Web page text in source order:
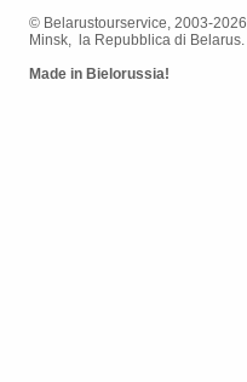
© ​Belarustourservice, 2003-2026
Minsk, la Repubblica di Belarus.
Made in Bielorussia!